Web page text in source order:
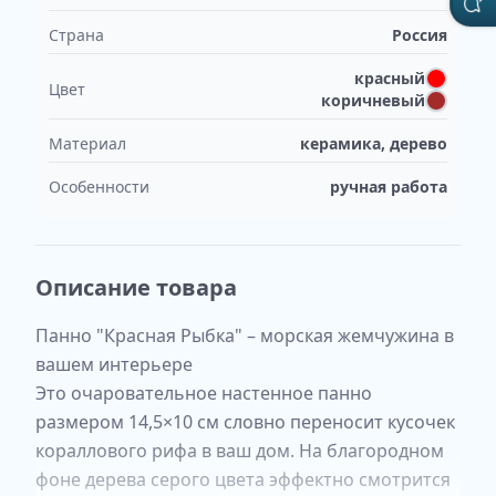
Страна Россия
Цвет
красный
коричневый
Материал керамика, дерево
Особенности ручная работа
Описание товара
Панно "Красная Рыбка" – морская жемчужина в
вашем интерьере
Это очаровательное настенное панно
размером 14,5×10 см словно переносит кусочек
кораллового рифа в ваш дом. На благородном
фоне дерева серого цвета эффектно смотрится